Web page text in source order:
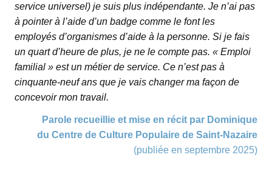
service universel) je suis plus indépendante. Je n’ai pas
à pointer à l’aide d’un badge comme le font les
employés d’organismes d’aide à la personne. Si je fais
un quart d’heure de plus, je ne le compte pas. « Emploi
familial » est un métier de service. Ce n’est pas à
cinquante-neuf ans que je vais changer ma façon de
concevoir mon travail.
Parole recueillie et mise en récit par Dominique
du Centre de Culture Populaire de Saint-Nazaire
(publiée en septembre 2025)